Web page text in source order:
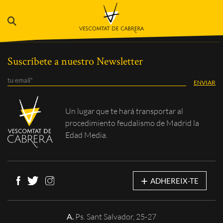
Suscríbete a nuestro Newsletter
Un lugar que te hará transportar al
procedimiento feudalismo de Madrid la
Edad Media.
+ ADHEREIX-TE
A. Ps. Sant Salvador, 25-27